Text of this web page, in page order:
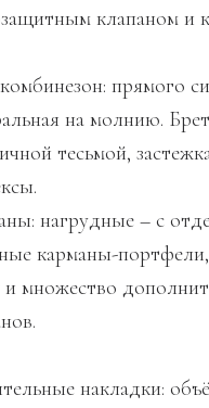
клапаном и
прямого
на молнию.
тесьмой,
нагрудные – с
карманы-
и множество
накладки: